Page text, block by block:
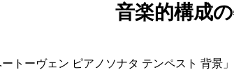
音楽的構成
トーヴェン ピアノソナタ テンペスト 背景